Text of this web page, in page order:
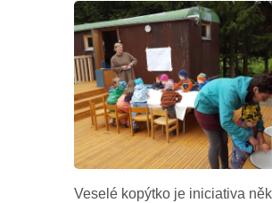
Veselé kopýtko je iniciativa